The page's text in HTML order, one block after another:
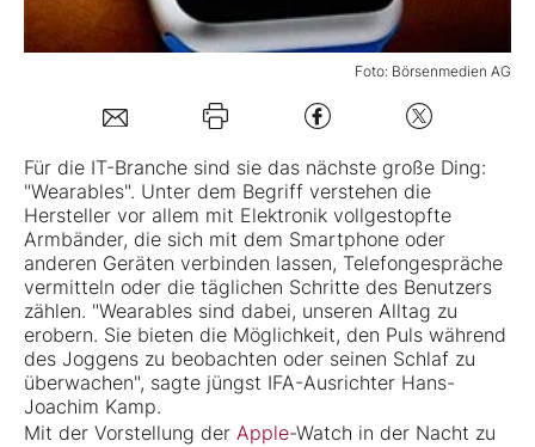
Mein Konto
Folgen Sie uns
Kontakt
Foto: Börsenmedien AG
Für die IT-Branche sind sie das nächste große Ding:
"Wearables". Unter dem Begriff verstehen die
Hersteller vor allem mit Elektronik vollgestopfte
Armbänder, die sich mit dem Smartphone oder
anderen Geräten verbinden lassen, Telefongespräche
vermitteln oder die täglichen Schritte des Benutzers
zählen. "Wearables sind dabei, unseren Alltag zu
erobern. Sie bieten die Möglichkeit, den Puls während
des Joggens zu beobachten oder seinen Schlaf zu
überwachen", sagte jüngst IFA-Ausrichter Hans-
Joachim Kamp.
Mit der Vorstellung der Apple-Watch in der Nacht zu